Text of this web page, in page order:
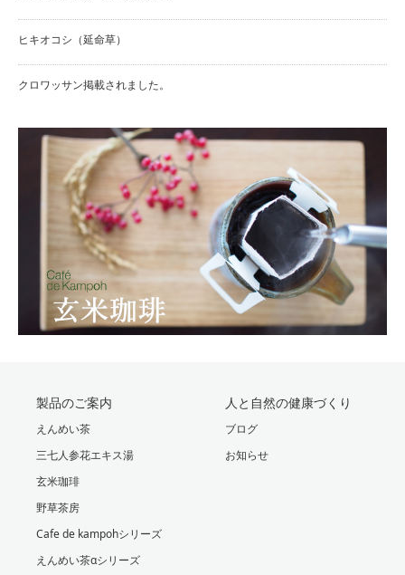
ヒキオコシ（延命草）
クロワッサン掲載されました。
製品のご案内
えんめい茶
三七人参花エキス湯
玄米珈琲
野草茶房
Cafe de kampohシリーズ
えんめい茶αシリーズ
人と自然の健康づくり
ブログ
お知らせ